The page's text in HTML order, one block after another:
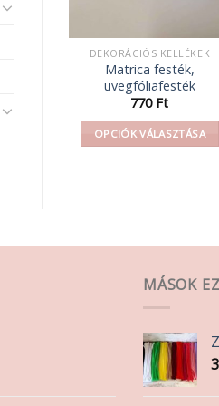
DEKORÁCIÓS KELLÉKEK
Matrica festék,
üvegfóliafesték
770 Ft
OPCIÓK VÁLASZTÁSA
A
ki
MÁSOK